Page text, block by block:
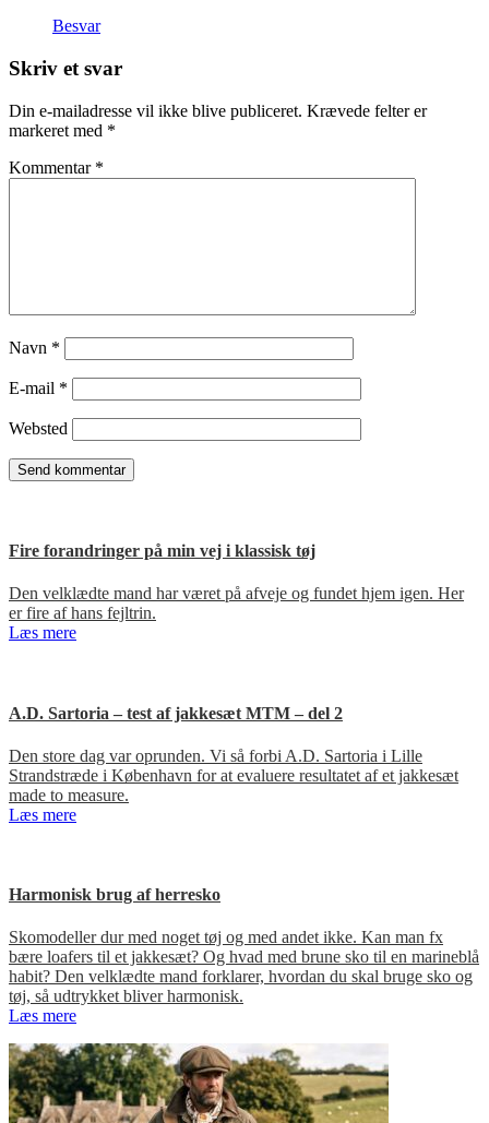
Besvar
Skriv et svar
Din e-mailadresse vil ikke blive publiceret. Krævede felter er
markeret med *
Kommentar *
Navn *
E-mail *
Websted
Fire forandringer på min vej i klassisk tøj
Den velklædte mand har været på afveje og fundet hjem igen. Her
er fire af hans fejltrin.
Læs mere
A.D. Sartoria – test af jakkesæt MTM – del 2
Den store dag var oprunden. Vi så forbi A.D. Sartoria i Lille
Strandstræde i København for at evaluere resultatet af et jakkesæt
made to measure.
Læs mere
Harmonisk brug af herresko
Skomodeller dur med noget tøj og med andet ikke. Kan man fx
bære loafers til et jakkesæt? Og hvad med brune sko til en marineblå
habit? Den velklædte mand forklarer, hvordan du skal bruge sko og
tøj, så udtrykket bliver harmonisk.
Læs mere